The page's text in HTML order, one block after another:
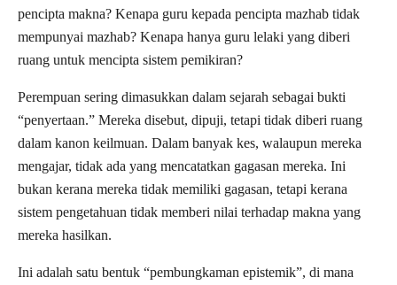
pencipta makna? Kenapa guru kepada pencipta mazhab tidak
mempunyai mazhab? Kenapa hanya guru lelaki yang diberi
ruang untuk mencipta sistem pemikiran?
Perempuan sering dimasukkan dalam sejarah sebagai bukti
“penyertaan.” Mereka disebut, dipuji, tetapi tidak diberi ruang
dalam kanon keilmuan. Dalam banyak kes, walaupun mereka
mengajar, tidak ada yang mencatatkan gagasan mereka. Ini
bukan kerana mereka tidak memiliki gagasan, tetapi kerana
sistem pengetahuan tidak memberi nilai terhadap makna yang
mereka hasilkan.
Ini adalah satu bentuk “pembungkaman epistemik”, di mana